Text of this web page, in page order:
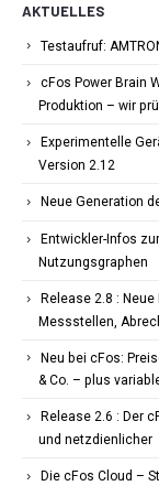
AKTUELLES
Testaufruf:
cFos Power Brain
Produktion – wir
Experimentelle
Version 2.12
Neue Generation
Entwickler-Infos
Nutzungsgraphen
Release 2.8 :
Messstellen,
Neu bei cFos:
& Co. – plus
Release 2.6 : Der
und netzdienlicher
Die cFos Cloud –